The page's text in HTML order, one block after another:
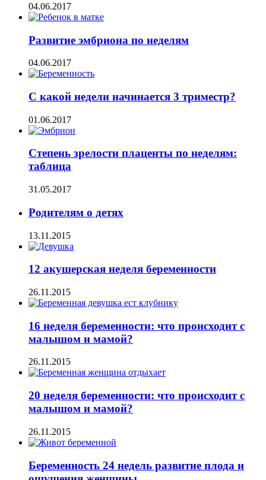
04.06.2017
Развитие эмбриона по неделям
04.06.2017
С какой недели начинается 3 триместр?
01.06.2017
Степень зрелости плаценты по неделям:
таблица
31.05.2017
Родителям о детях
13.11.2015
12 акушерская неделя беременности
26.11.2015
16 неделя беременности: что происходит с
малышом и мамой?
26.11.2015
20 неделя беременности: что происходит с
малышом и мамой?
26.11.2015
Беременность 24 недель развитие плода и